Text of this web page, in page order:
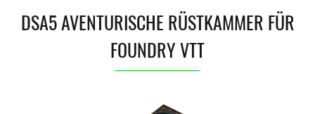
DSA5 AVENTURISCHE RÜSTKAMMER FÜR
FOUNDRY VTT